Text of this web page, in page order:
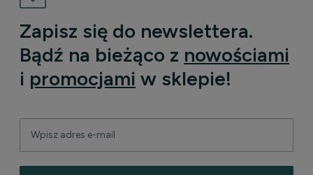
Zapisz się do newslettera.
Bądź na bieżąco z nowościami
i promocjami w sklepie!